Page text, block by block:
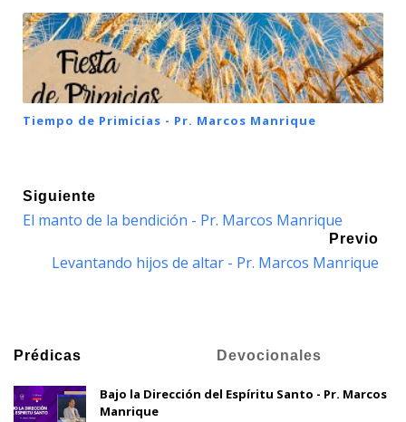
Tiempo de Primicias - Pr. Marcos Manrique
Siguiente
El manto de la bendición - Pr. Marcos Manrique
Previo
Levantando hijos de altar - Pr. Marcos Manrique
Prédicas Devocionales
Bajo la Dirección del Espíritu Santo - Pr. Marcos
Manrique